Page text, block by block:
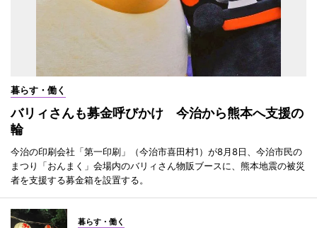
暮らす・働く
バリィさんも募金呼びかけ 今治から熊本へ支援の
輪
今治の印刷会社「第一印刷」（今治市喜田村1）が8月8日、今治市民の
まつり「おんまく」会場内のバリィさん物販ブースに、熊本地震の被災
者を支援する募金箱を設置する。
暮らす・働く